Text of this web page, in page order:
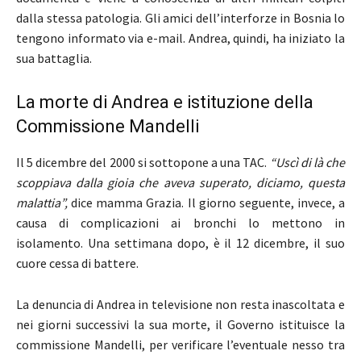
dalla stessa patologia. Gli amici dell’interforze in Bosnia lo
tengono informato via e-mail. Andrea, quindi, ha iniziato la
sua battaglia.
La morte di Andrea e istituzione della
Commissione Mandelli
Il 5 dicembre del 2000 si sottopone a una TAC. “Uscì di là che
scoppiava dalla gioia che aveva superato, diciamo, questa
malattia”, dice mamma Grazia. Il giorno seguente, invece, a
causa di complicazioni ai bronchi lo mettono in
isolamento. Una settimana dopo, è il 12 dicembre, il suo
cuore cessa di battere.
La denuncia di Andrea in televisione non resta inascoltata e
nei giorni successivi la sua morte, il Governo istituisce la
commissione Mandelli, per verificare l’eventuale nesso tra